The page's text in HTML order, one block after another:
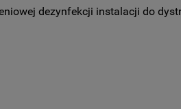
dezynfekcji instalacji do